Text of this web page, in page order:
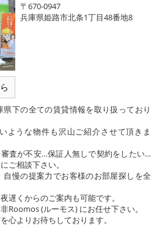
〒670-0947
兵庫県姫路市北条1丁目48番地8
下の全ての賃貸情報を取り扱っており
ような物件も沢山ご紹介させて頂きま
査が不安…保証人無しで契約をしたい…
ご相談下さい。
慢の提案力でお客様のお部屋探しを全
遅くからのご案内も可能です。
Roomos (ルーモス) にお任せ下さい。
心よりお待ちしております。